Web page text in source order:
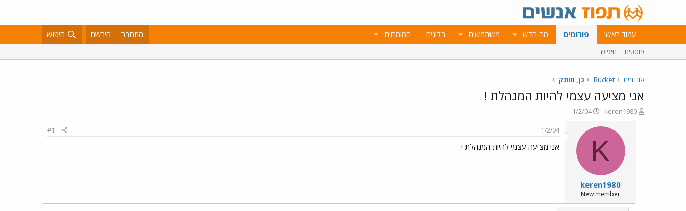
עמוד ראשי פורומים מה חדש משתמשים בלוגים המומחים התחבר הירשם חיפוש
פוסטים חיפוש
פורומים Bucket כן, מותק
אני מציעה עצמי להיות המנהלת !
פ
ו
keren1980
פ
ו
ר
א
ר
י
ך
1/2/04
K
keren1980
New member
1/2/04
#1
אני מציעה עצמי להיות המנהלת !